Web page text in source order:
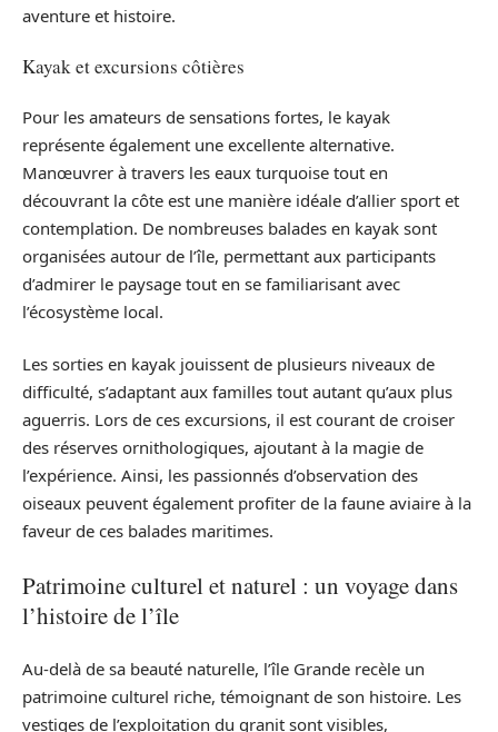
aventure et histoire.
Kayak et excursions côtières
Pour les amateurs de sensations fortes, le kayak
représente également une excellente alternative.
Manœuvrer à travers les eaux turquoise tout en
découvrant la côte est une manière idéale d’allier sport et
contemplation. De nombreuses balades en kayak sont
organisées autour de l’île, permettant aux participants
d’admirer le paysage tout en se familiarisant avec
l’écosystème local.
Les sorties en kayak jouissent de plusieurs niveaux de
difficulté, s’adaptant aux familles tout autant qu’aux plus
aguerris. Lors de ces excursions, il est courant de croiser
des réserves ornithologiques, ajoutant à la magie de
l’expérience. Ainsi, les passionnés d’observation des
oiseaux peuvent également profiter de la faune aviaire à la
faveur de ces balades maritimes.
Patrimoine culturel et naturel : un voyage dans
l’histoire de l’île
Au-delà de sa beauté naturelle, l’île Grande recèle un
patrimoine culturel riche, témoignant de son histoire. Les
vestiges de l’exploitation du granit sont visibles,